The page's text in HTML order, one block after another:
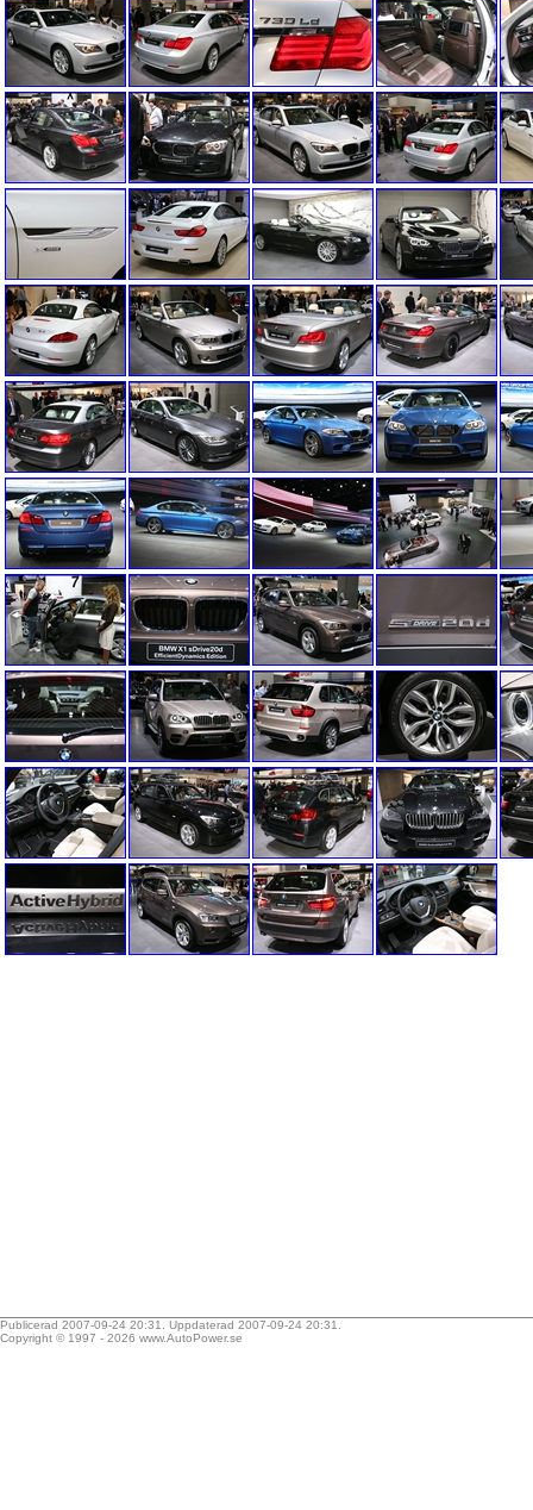
Publicerad 2007-09-24 20:31. Uppdaterad 2007-09-24 20:31.
Copyright © 1997 - 2026 www.AutoPower.se